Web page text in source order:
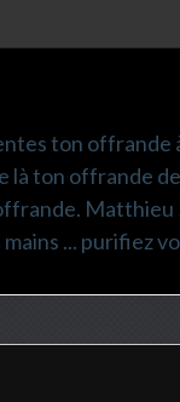
ton offrande
là ton offrande
Matthieu
... purifiez